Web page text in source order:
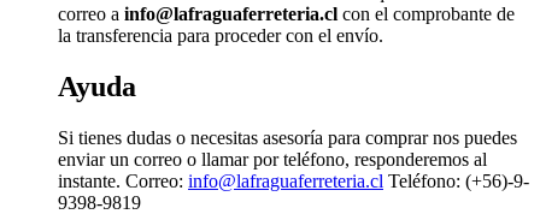
correo a info@lafraguaferreteria.cl con el comprobante de
la transferencia para proceder con el envío.
Ayuda
Si tienes dudas o necesitas asesoría para comprar nos puedes
enviar un correo o llamar por teléfono, responderemos al
instante. Correo: info@lafraguaferreteria.cl Teléfono: (+56)-9-
9398-9819